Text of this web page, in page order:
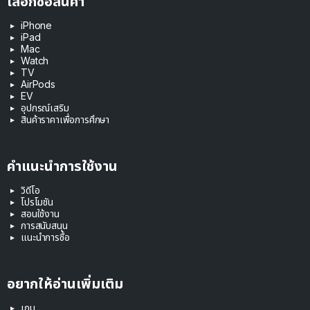
iPhone
iPad
Mac
Watch
TV
AirPods
EV
อุปกรณ์เสริม
สินค้าราคาเพื่อการศึกษา
คำแนะนำการใช้งาน
วิดีโอ
โปรโมชัน
สอนใช้งาน
การสนับสนุน
แนะนำการซื้อ
อยากให้อ่านเพิ่มเติม
เกม